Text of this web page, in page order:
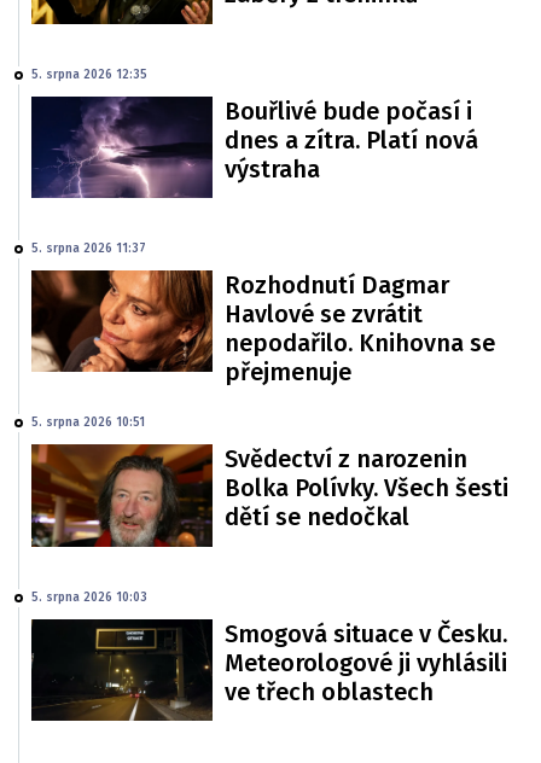
5. srpna 2026 12:35
Bouřlivé bude počasí i
dnes a zítra. Platí nová
výstraha
5. srpna 2026 11:37
Rozhodnutí Dagmar
Havlové se zvrátit
nepodařilo. Knihovna se
přejmenuje
5. srpna 2026 10:51
Svědectví z narozenin
Bolka Polívky. Všech šesti
dětí se nedočkal
5. srpna 2026 10:03
Smogová situace v Česku.
Meteorologové ji vyhlásili
ve třech oblastech